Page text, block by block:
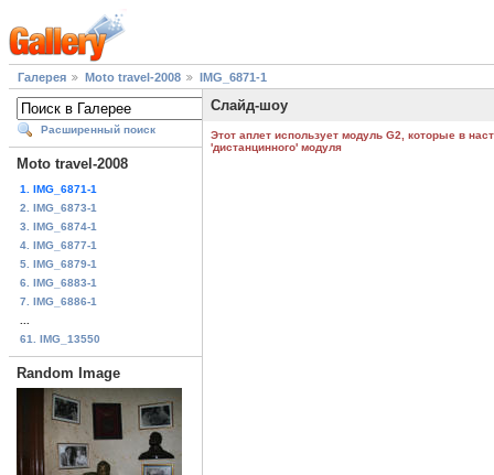
Галерея Moto travel-2008 IMG_6871-1
Расширенный поиск
Moto travel-2008
1. IMG_6871-1
2. IMG_6873-1
3. IMG_6874-1
4. IMG_6877-1
5. IMG_6879-1
6. IMG_6883-1
7. IMG_6886-1
61. IMG_13550
Random Image
Слайд-шоу
Этот аплет использует модуль G2, которые в
'дистанцинного' модуля